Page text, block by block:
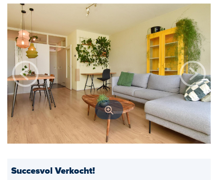
Baerz & Co
Aangekocht
Diensten
Huis verkopen
Huis kopen
Exclusief wonen
Taxaties
Succesvol Verkocht!